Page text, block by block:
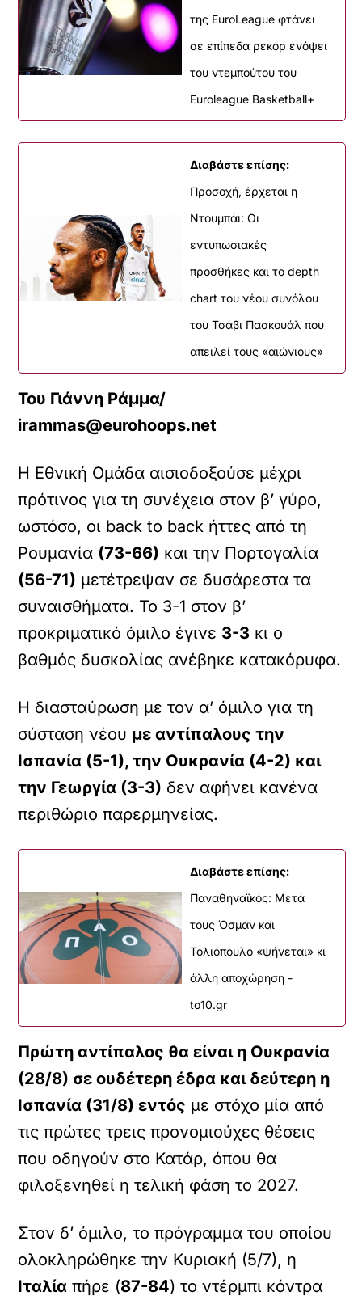
της EuroLeague φτάνει
σε επίπεδα ρεκόρ ενόψει
του ντεμπούτου του
Euroleague Basketball+
Διαβάστε επίσης:
Προσοχή, έρχεται η
Ντουμπάι: Οι
εντυπωσιακές
προσθήκες και το depth
chart του νέου συνόλου
του Τσάβι Πασκουάλ που
απειλεί τους «αιώνιους»
Του Γιάννη Ράμμα/
irammas@eurohoops.net
Η Εθνική Ομάδα αισιοδοξούσε μέχρι
πρότινος για τη συνέχεια στον β’ γύρο,
ωστόσο, οι back to back ήττες από τη
Ρουμανία (73-66) και την Πορτογαλία
(56-71) μετέτρεψαν σε δυσάρεστα τα
συναισθήματα. Το 3-1 στον β’
προκριματικό όμιλο έγινε 3-3 κι ο
βαθμός δυσκολίας ανέβηκε κατακόρυφα.
Η διασταύρωση με τον α’ όμιλο για τη
σύσταση νέου με αντίπαλους την
Ισπανία (5-1), την Ουκρανία (4-2) και
την Γεωργία (3-3) δεν αφήνει κανένα
περιθώριο παρερμηνείας.
Διαβάστε επίσης:
Παναθηναϊκός: Μετά
τους Όσμαν και
Τολιόπουλο «ψήνεται» κι
άλλη αποχώρηση -
to10.gr
Πρώτη αντίπαλος θα είναι η Ουκρανία
(28/8) σε ουδέτερη έδρα και δεύτερη η
Ισπανία (31/8) εντός με στόχο μία από
τις πρώτες τρεις προνομιούχες θέσεις
που οδηγούν στo Κατάρ, όπου θα
φιλοξενηθεί η τελική φάση το 2027.
Στον δ’ όμιλο, το πρόγραμμα του οποίου
ολοκληρώθηκε την Κυριακή (5/7), η
Ιταλία πήρε (87-84) το ντέρμπι κόντρα